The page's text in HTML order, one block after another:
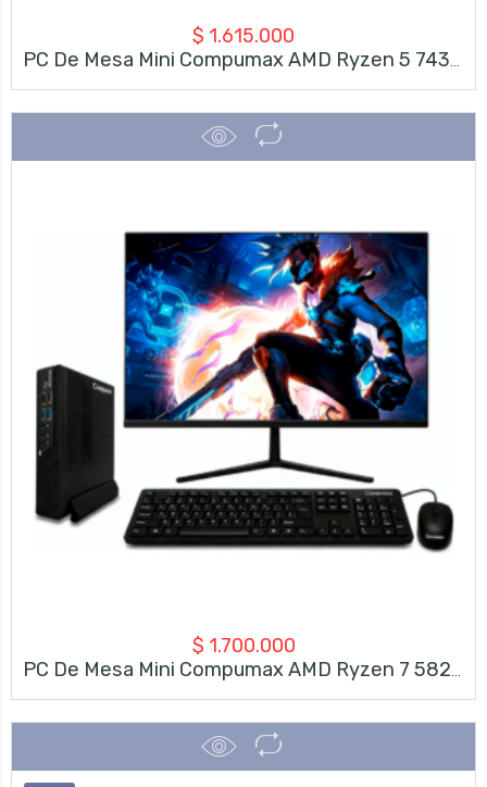
$ 1.615.000
PC De Mesa Mini Compumax AMD Ryzen 5 7430U | 8GB RAM | SSD 500GB + Monitor LG 23.8″ FHD 120Hz + Teclado Y Mouse
$ 1.700.000
PC De Mesa Mini Compumax AMD Ryzen 7 5825U | 8GB RAM | SSD 500GB + Monitor Compumax 23.8″ FHD 120Hz + Teclado Y Mouse